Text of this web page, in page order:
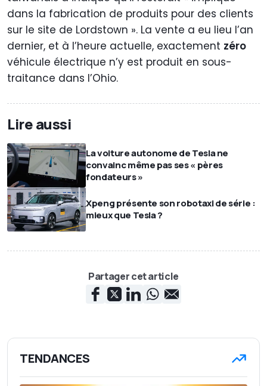
dans la fabrication de produits pour des clients
sur le site de Lordstown ». La vente a eu lieu l’an
dernier, et à l’heure actuelle, exactement zéro
véhicule électrique n’y est produit en sous-
traitance dans l’Ohio.
Lire aussi
La voiture autonome de Tesla ne
convainc même pas ses « pères
fondateurs »
Xpeng présente son robotaxi de série :
mieux que Tesla ?
Partager cet article
TENDANCES